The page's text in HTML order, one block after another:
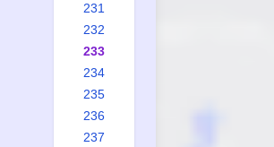
231
232
233
234
235
236
237